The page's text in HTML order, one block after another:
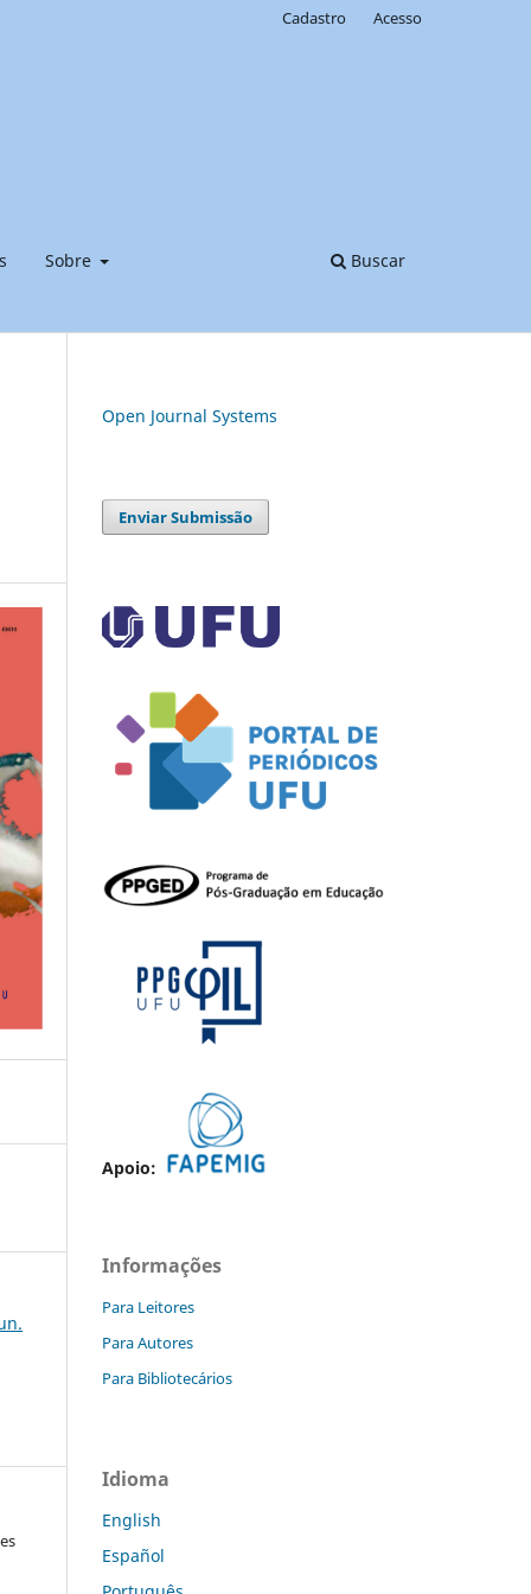
Sobre Buscar
Cadastro Acesso
Open Journal Systems
Enviar Submissão
Apoio:
Informações
Para Leitores
Para Autores
Para Bibliotecários
Idioma
English
Español